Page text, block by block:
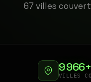
67 villes
9 966+
VILLES